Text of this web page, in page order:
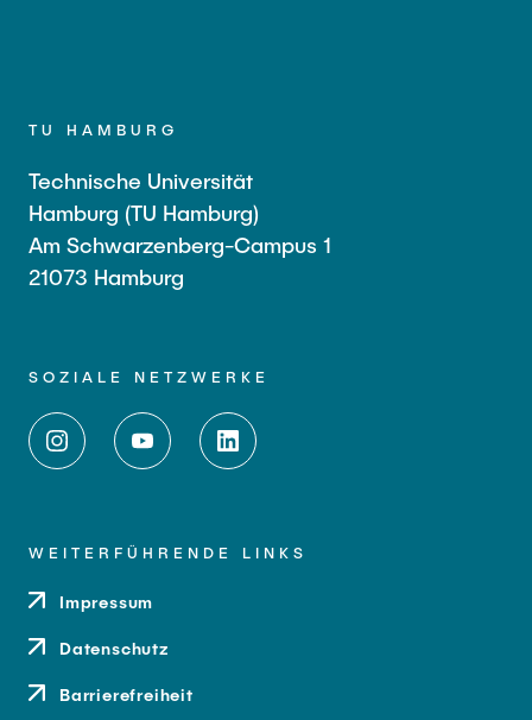
TU HAMBURG
Technische Universität
Hamburg (TU Hamburg)
Am Schwarzenberg-Campus 1
21073 Hamburg
SOZIALE NETZWERKE
WEITERFÜHRENDE LINKS
Impressum
Datenschutz
Barrierefreiheit